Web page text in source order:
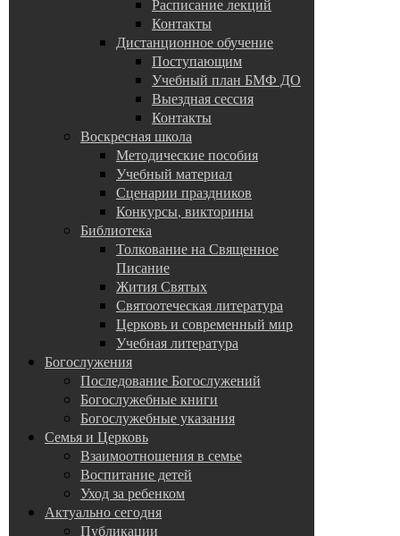
Расписание лекций
Контакты
Дистанционное обучение
Поступающим
Учебный план БМФ ДО
Выездная сессия
Контакты
Воскресная школа
Методические пособия
Учебный материал
Сценарии праздников
Конкурсы, викторины
Библиотека
Толкование на Священное
Писание
Жития Святых
Святоотеческая литература
Церковь и современный мир
Учебная литература
Богослужения
Последование Богослужений
Богослужебные книги
Богослужебные указания
Семья и Церковь
Взаимоотношения в семье
Воспитание детей
Уход за ребенком
Актуально сегодня
Публикации